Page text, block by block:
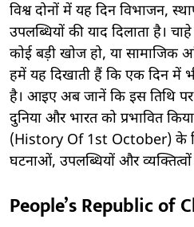
विश्व दोनों में यह दिन विभाजन,
उपलब्धियों की याद दिलाता है। चाहे
कोई बड़ी खोज हो, या सामाजिक
हमें यह दिखाती हैं कि एक दिन में
है। आइए अब जानें कि इस तिथि
दुनिया और भारत को प्रभावित
(History Of 1st October) के
घटनाओं, उपलब्धियों और
People’s Republic of